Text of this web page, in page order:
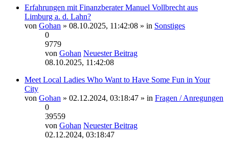
Erfahrungen mit Finanzberater Manuel Vollbrecht aus
Limburg a. d. Lahn?
von Gohan » 08.10.2025, 11:42:08 » in Sonstiges
0
9779
von Gohan Neuester Beitrag
08.10.2025, 11:42:08
Meet Local Ladies Who Want to Have Some Fun in Your
City
von Gohan » 02.12.2024, 03:18:47 » in Fragen / Anregungen
0
39559
von Gohan Neuester Beitrag
02.12.2024, 03:18:47